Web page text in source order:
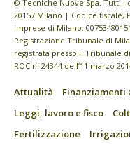
© Tecniche Nuove Spa. Tutti i
20157 Milano | Codice fiscale,
imprese di Milano: 00753480151
Registrazione Tribunale di
registrata presso il Tribunale
ROC n. 24344 dell’11 marzo
Attualità Finanziamenti
Leggi, lavoro e fisco
Fertilizzazione